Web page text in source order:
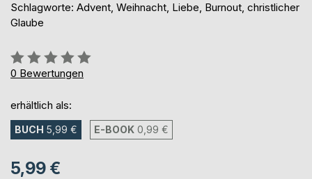
Schlagworte: Advent, Weihnacht, Liebe, Burnout, christlicher
Glaube
Bewertung::
0%
0 Bewertungen
erhältlich als:
BUCH 5,99 € E-BOOK 0,99 €
5,99 €